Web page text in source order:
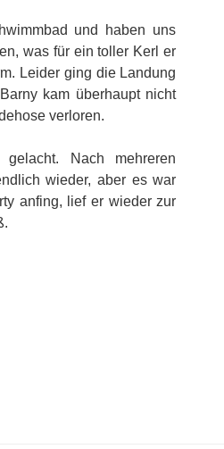
und haben uns
was für ein toller Kerl er
Leider ging die Landung
kam überhaupt nicht
verloren.
Nach mehreren
wieder, aber es war
anfing, lief er wieder zur